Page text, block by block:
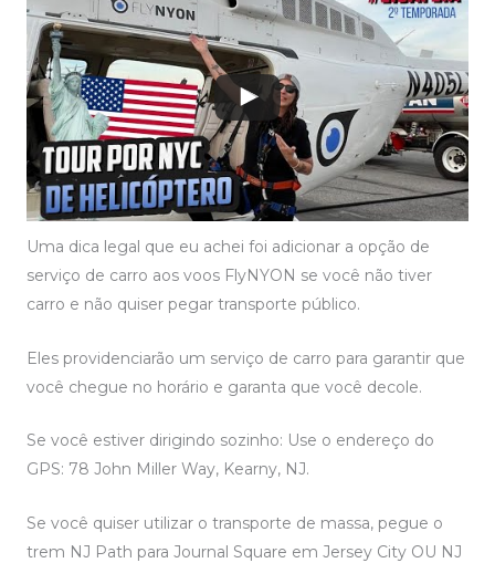
Uma dica legal que eu achei foi adicionar a opção de
serviço de carro aos voos FlyNYON se você não tiver
carro e não quiser pegar transporte público.
Eles providenciarão um serviço de carro para garantir que
você chegue no horário e garanta que você decole.
Se você estiver dirigindo sozinho: Use o endereço do
GPS: 78 John Miller Way, Kearny, NJ.
Se você quiser utilizar o transporte de massa, pegue o
trem NJ Path para Journal Square em Jersey City OU NJ